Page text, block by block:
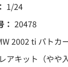
1/24
20478
2002 ti パトカ
レアキット（やや